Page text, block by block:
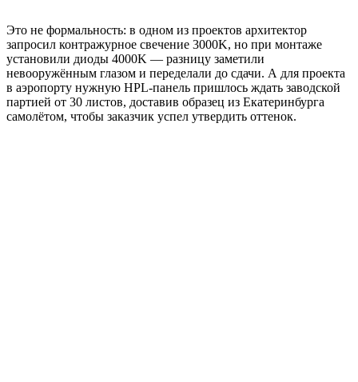
Это не формальность: в одном из проектов архитектор
запросил контражурное свечение 3000K, но при монтаже
установили диоды 4000K — разницу заметили
невооружённым глазом и переделали до сдачи. А для проекта
в аэропорту нужную HPL-панель пришлось ждать заводской
партией от 30 листов, доставив образец из Екатеринбурга
самолётом, чтобы заказчик успел утвердить оттенок.